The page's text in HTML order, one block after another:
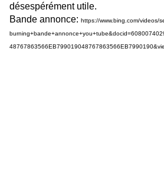
désespérément utile.
Bande annonce: https://www.bing.com/videos/
burning+bande+annonce+you+
48767863566EB79901904876786356